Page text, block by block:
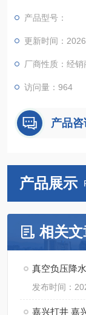
满足客户在生产和
产品型号：
更新时间：
厂商性质：经销
访问量：964
产品咨
产品展示
相关文
真空负压降
发布时间：
嘉兴打井 嘉